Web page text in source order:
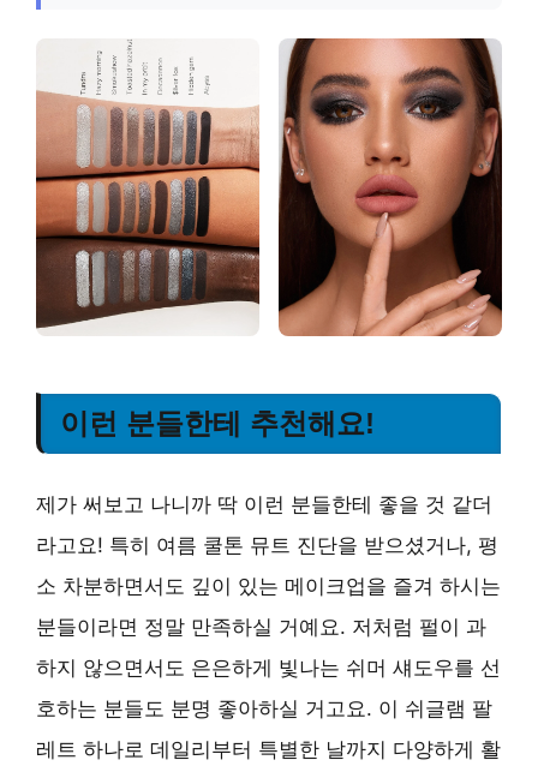
이런 분들한테 추천해요!
제가 써보고 나니까 딱 이런 분들한테 좋을 것 같더
라고요! 특히 여름 쿨톤 뮤트 진단을 받으셨거나, 평
소 차분하면서도 깊이 있는 메이크업을 즐겨 하시는
분들이라면 정말 만족하실 거예요. 저처럼 펄이 과
하지 않으면서도 은은하게 빛나는 쉬머 섀도우를 선
호하는 분들도 분명 좋아하실 거고요. 이 쉬글램 팔
레트 하나로 데일리부터 특별한 날까지 다양하게 활